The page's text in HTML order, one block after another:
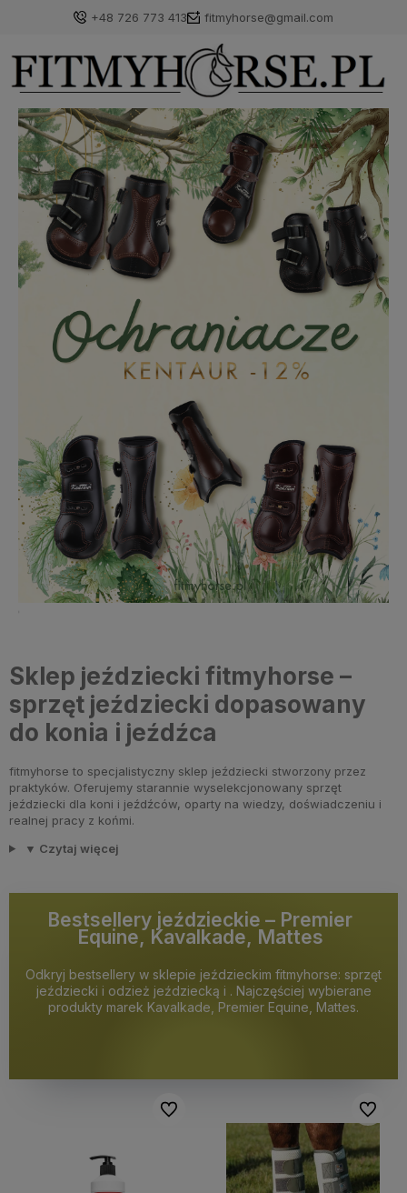
+48 726 773 413 fitmyhorse@gmail.com
Sklep jeździecki fitmyhorse –
sprzęt jeździecki dopasowany
do konia i jeźdźca
fitmyhorse to specjalistyczny sklep jeździecki stworzony przez
praktyków. Oferujemy starannie wyselekcjonowany sprzęt
jeździecki dla koni i jeźdźców, oparty na wiedzy, doświadczeniu i
realnej pracy z końmi.
▼ Czytaj więcej
Bestsellery jeździeckie – Premier
Equine, Kavalkade, Mattes
Odkryj bestsellery w sklepie jeździeckim fitmyhorse: sprzęt
jeździecki i odzież jeździecką i . Najczęściej wybierane
produkty marek Kavalkade, Premier Equine, Mattes.
Do ulubionych Do